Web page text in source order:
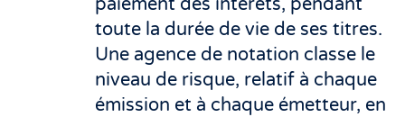
paiement des intérêts, pendant
toute la durée de vie de ses titres.
Une agence de notation classe le
niveau de risque, relatif à chaque
émission et à chaque émetteur, en